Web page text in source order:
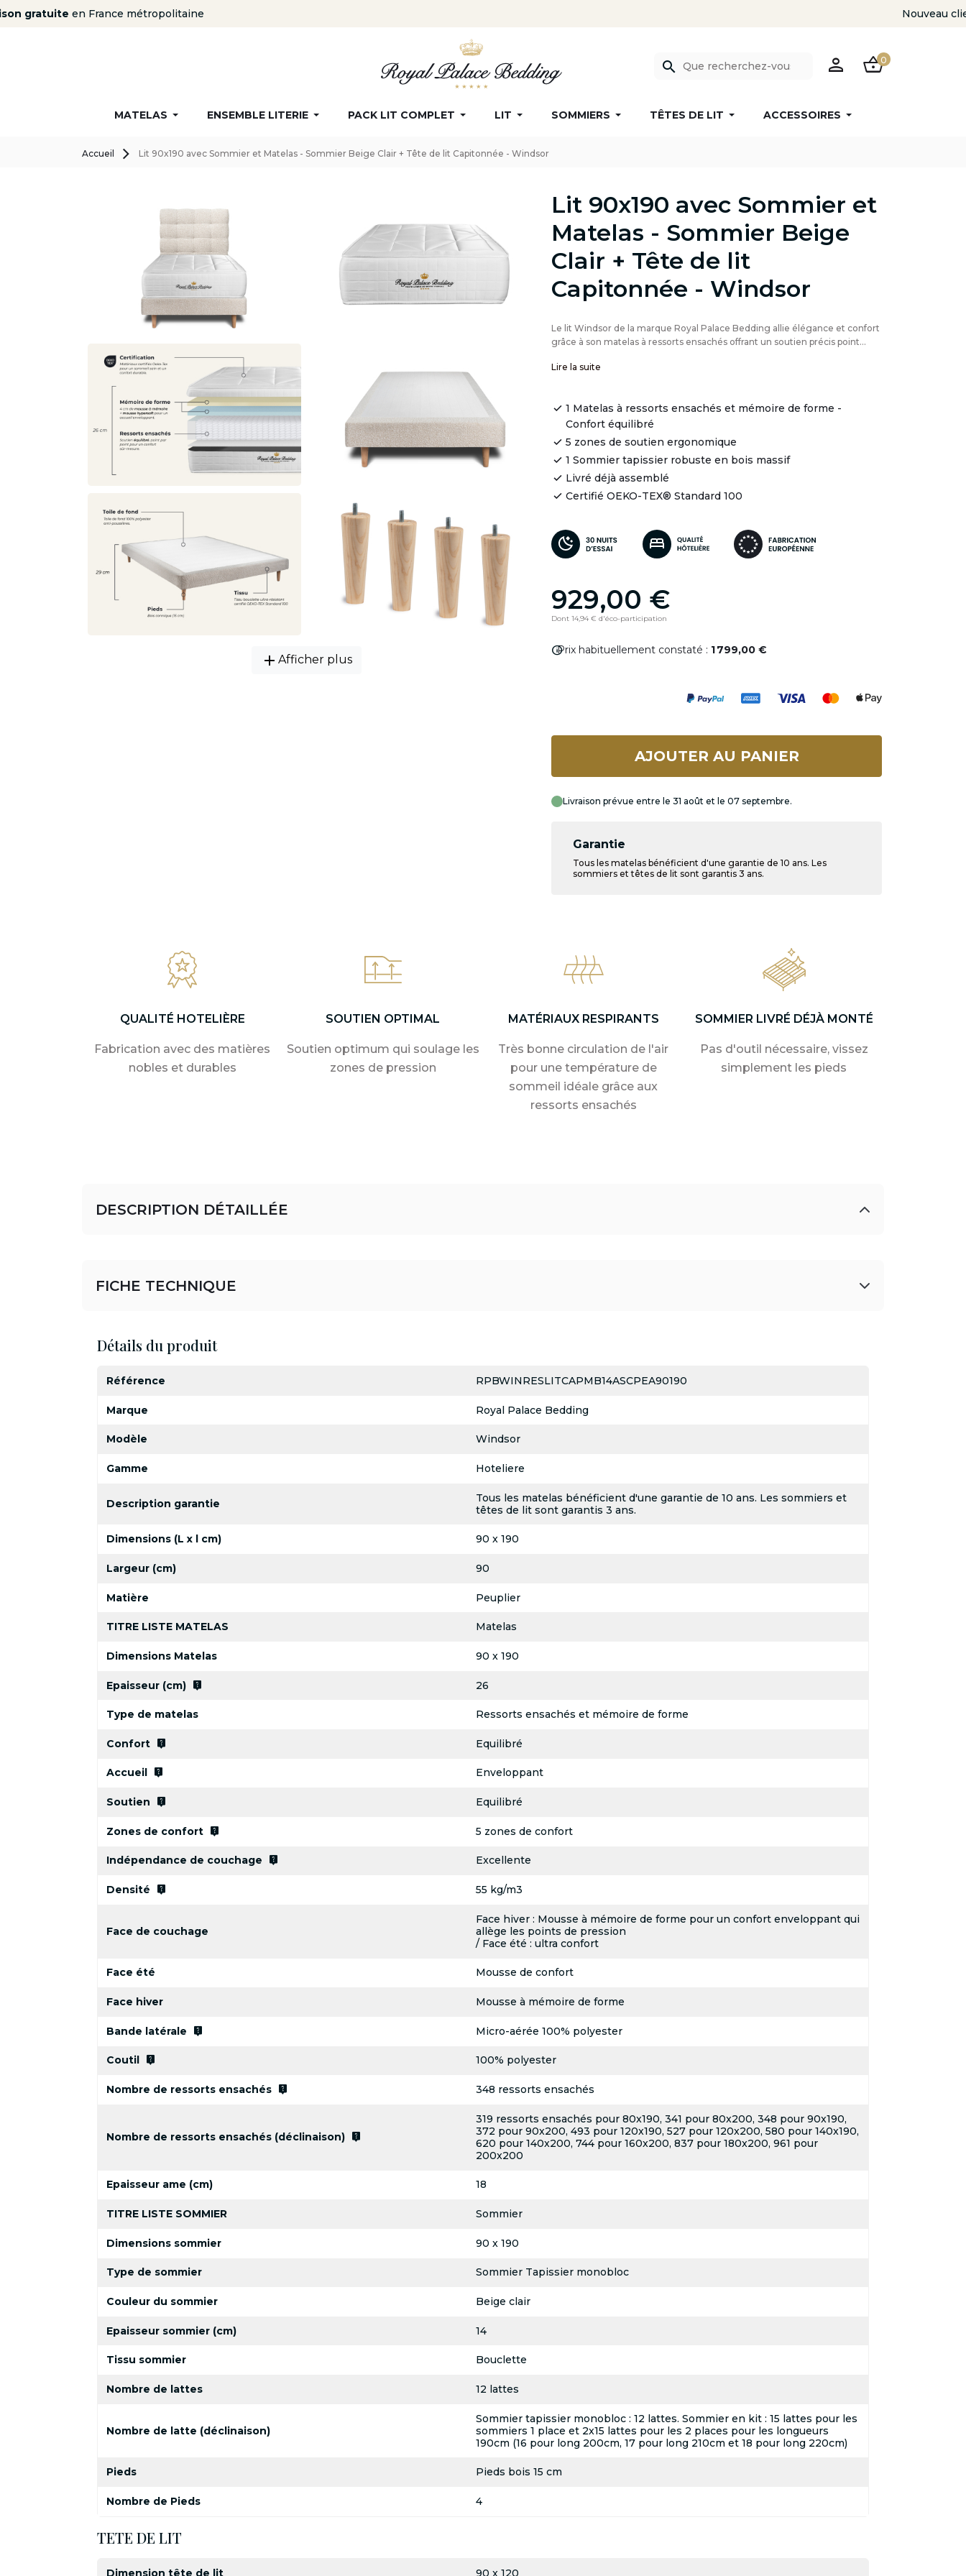
search PERSON SHOPPING_BASKET0
MATELAS ENSEMBLE LITERIE PACK LIT COMPLET LIT SOMMIERS TÊTES DE LIT ACCESSOIRES
Accueil Lit 90x190 avec Sommier et Matelas - Sommier Beige Clair + Tête de lit Capitonnée - Windsor
add Afficher plus
Lit 90x190 avec Sommier et
Matelas - Sommier Beige
Clair + Tête de lit
Capitonnée - Windsor
Le lit Windsor de la marque Royal Palace Bedding allie élégance et confort
grâce à son matelas à ressorts ensachés offrant un soutien précis point...
Lire la suite
1 Matelas à ressorts ensachés et mémoire de forme -
Confort équilibré
5 zones de soutien ergonomique
1 Sommier tapissier robuste en bois massif
Livré déjà assemblé
Certifié OEKO-TEX® Standard 100
929,00 €
Dont 14,94 € d'éco-participation
infoPrix habituellement constaté : 1 799,00 €
AJOUTER AU PANIER
Livraison prévue entre le 31 août et le 07 septembre.
Garantie
Tous les matelas bénéficient d'une garantie de 10 ans. Les
sommiers et têtes de lit sont garantis 3 ans.
QUALITÉ HOTELIÈRE
Fabrication avec des matières
nobles et durables
SOUTIEN OPTIMAL
Soutien optimum qui soulage les
zones de pression
MATÉRIAUX RESPIRANTS
Très bonne circulation de l'air
pour une température de
sommeil idéale grâce aux
ressorts ensachés
SOMMIER LIVRÉ DÉJÀ MONTÉ
Pas d'outil nécessaire, vissez
simplement les pieds
DESCRIPTION DÉTAILLÉE
FICHE TECHNIQUE
Détails du produit
Référence RPBWINRESLITCAPMB14ASCPEA90190
Marque Royal Palace Bedding
Modèle Windsor
Gamme Hoteliere
Description garantie
Tous les matelas bénéficient d'une garantie de 10 ans. Les sommiers et
têtes de lit sont garantis 3 ans.
Dimensions (L x l cm) 90 x 190
Largeur (cm) 90
Matière Peuplier
TITRE LISTE MATELAS Matelas
Dimensions Matelas 90 x 190
Epaisseur (cm) live_help 26
Type de matelas Ressorts ensachés et mémoire de forme
Confort live_help Equilibré
Accueil live_help Enveloppant
Soutien live_help Equilibré
Zones de confort live_help 5 zones de confort
Indépendance de couchage live_help Excellente
Densité live_help 55 kg/m3
Face de couchage
Face hiver : Mousse à mémoire de forme pour un confort enveloppant qui
allège les points de pression
/ Face été : ultra confort
Face été Mousse de confort
Face hiver Mousse à mémoire de forme
Bande latérale live_help Micro-aérée 100% polyester
Coutil live_help 100% polyester
Nombre de ressorts ensachés live_help 348 ressorts ensachés
Nombre de ressorts ensachés (déclinaison) live_help
319 ressorts ensachés pour 80x190, 341 pour 80x200, 348 pour 90x190,
372 pour 90x200, 493 pour 120x190, 527 pour 120x200, 580 pour 140x190,
620 pour 140x200, 744 pour 160x200, 837 pour 180x200, 961 pour
200x200
Epaisseur ame (cm) 18
TITRE LISTE SOMMIER Sommier
Dimensions sommier 90 x 190
Type de sommier Sommier Tapissier monobloc
Couleur du sommier Beige clair
Epaisseur sommier (cm) 14
Tissu sommier Bouclette
Nombre de lattes 12 lattes
Nombre de latte (déclinaison)
Sommier tapissier monobloc : 12 lattes. Sommier en kit : 15 lattes pour les
sommiers 1 place et 2x15 lattes pour les 2 places pour les longueurs
190cm (16 pour long 200cm, 17 pour long 210cm et 18 pour long 220cm)
Pieds Pieds bois 15 cm
Nombre de Pieds 4
TETE DE LIT
Dimension tête de lit 90 x 120